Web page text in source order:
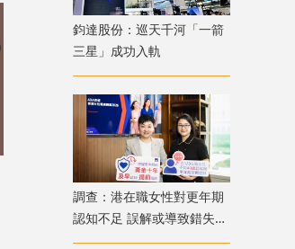
鈞達股份：巡天千河「一箭
三星」成功入軌
調查：港在職女性對更年期
認知不足 誤解或導致錯失
「黃金預防期」